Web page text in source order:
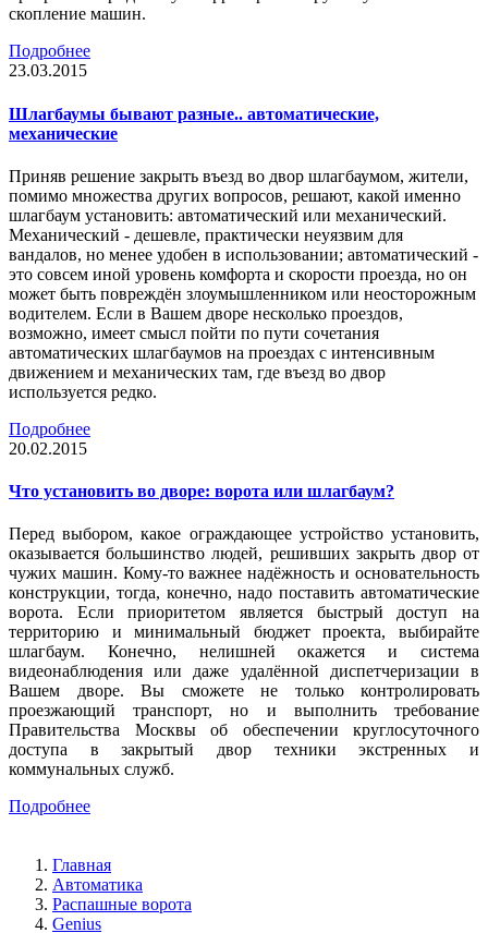
скопление машин.
Подробнее
23.03.2015
Шлагбаумы бывают разные.. автоматические,
механические
Приняв решение закрыть въезд во двор шлагбаумом, жители,
помимо множества других вопросов, решают, какой именно
шлагбаум установить: автоматический или механический.
Механический - дешевле, практически неуязвим для
вандалов, но менее удобен в использовании; автоматический -
это совсем иной уровень комфорта и скорости проезда, но он
может быть повреждён злоумышленником или неосторожным
водителем. Если в Вашем дворе несколько проездов,
возможно, имеет смысл пойти по пути сочетания
автоматических шлагбаумов на проездах с интенсивным
движением и механических там, где въезд во двор
используется редко.
Подробнее
20.02.2015
Что установить во дворе: ворота или шлагбаум?
Перед выбором, какое ограждающее устройство установить,
оказывается большинство людей, решивших закрыть двор от
чужих машин. Кому-то важнее надёжность и основательность
конструкции, тогда, конечно, надо поставить автоматические
ворота. Если приоритетом является быстрый доступ на
территорию и минимальный бюджет проекта, выбирайте
шлагбаум. Конечно, нелишней окажется и система
видеонаблюдения или даже удалённой диспетчеризации в
Вашем дворе. Вы сможете не только контролировать
проезжающий транспорт, но и выполнить требование
Правительства Москвы об обеспечении круглосуточного
доступа в закрытый двор техники экстренных и
коммунальных служб.
Подробнее
Главная
Автоматика
Распашные ворота
Genius